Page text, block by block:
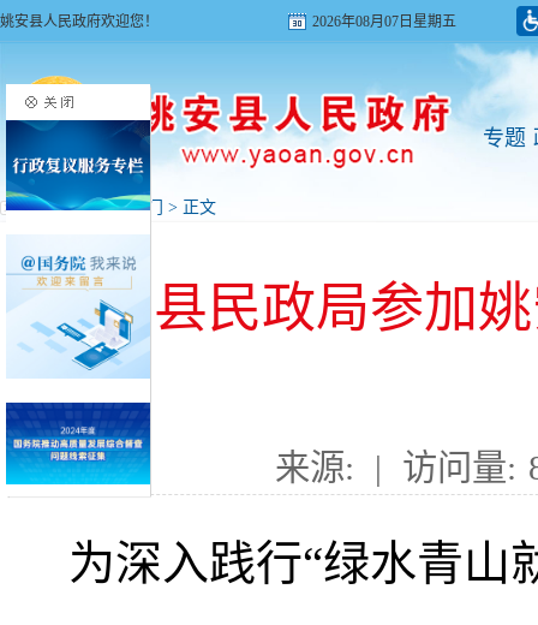
姚安县人民政府欢迎您！ 2026年08月07日星期五
专题
首页>新闻>部门 > 正文
姚安县民政局参加
来源: | 访问量:
为深入践行“绿水青山